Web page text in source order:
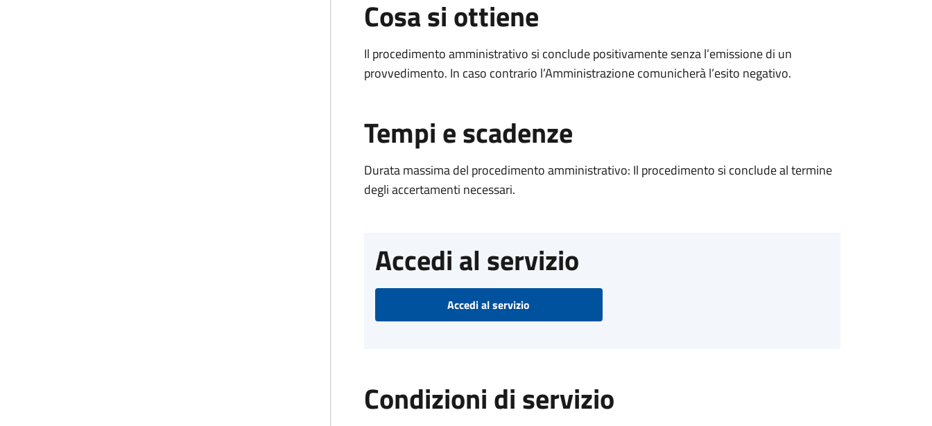
Cosa si ottiene
Il procedimento amministrativo si conclude positivamente senza l’emissione di un
provvedimento. In caso contrario l’Amministrazione comunicherà l’esito negativo.
Tempi e scadenze
Durata massima del procedimento amministrativo: Il procedimento si conclude al termine
degli accertamenti necessari.
Accedi al servizio
Accedi al servizio
Condizioni di servizio